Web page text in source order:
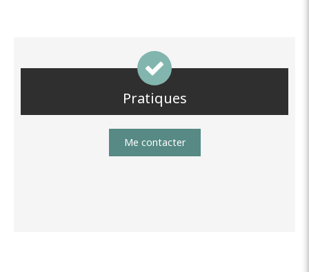
Pratiques
Me contacter